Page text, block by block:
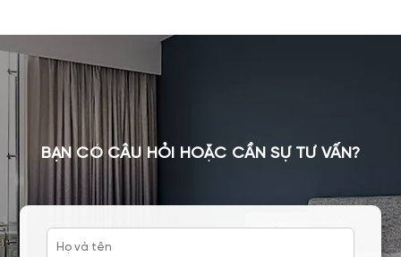
BẠN CÓ CÂU HỎI HOẶC CẦN SỰ TƯ VẤN?